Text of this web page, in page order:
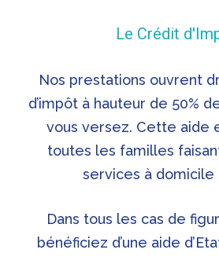
Le Crédit
Nos prestations ouvrent
d’impôt à hauteur de 50%
vous versez. Cette aide
toutes les familles
services à domicile
Dans tous les cas de
bénéficiez d’une aide